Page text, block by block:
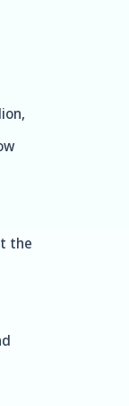
the